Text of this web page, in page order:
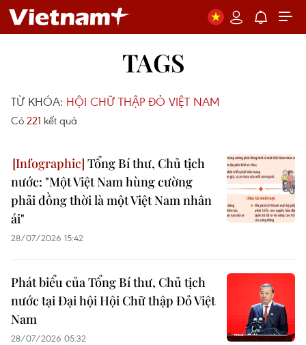
TAGS
TỪ KHÓA: HỘI CHỮ THẬP ĐỎ VIỆT NAM
Có 221 kết quả
Tổng Bí thư, Chủ tịch
nước: "Một Việt Nam hùng cường
phải đồng thời là một Việt Nam nhân
ái"
28/07/2026 15:42
Phát biểu của Tổng Bí thư, Chủ tịch
nước tại Đại hội Hội Chữ thập Đỏ Việt
Nam
28/07/2026 05:32